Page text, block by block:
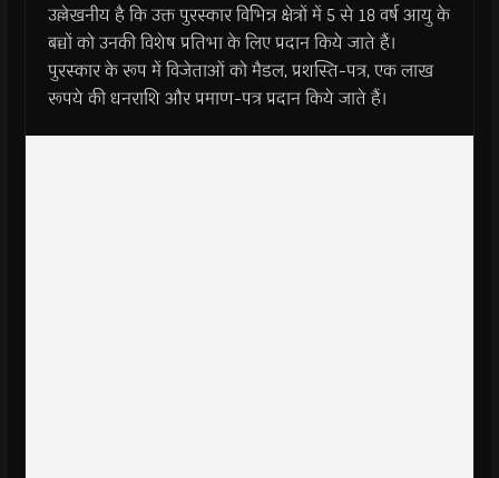
उल्लेखनीय है कि उक्त पुरस्कार विभिन्न क्षेत्रों में 5 से 18 वर्ष आयु के
बच्चों को उनकी विशेष प्रतिभा के लिए प्रदान किये जाते हैं।
पुरस्कार के रूप में विजेताओं को मैडल, प्रशस्ति-पत्र, एक लाख
रूपये की धनराशि और प्रमाण-पत्र प्रदान किये जाते हैं।